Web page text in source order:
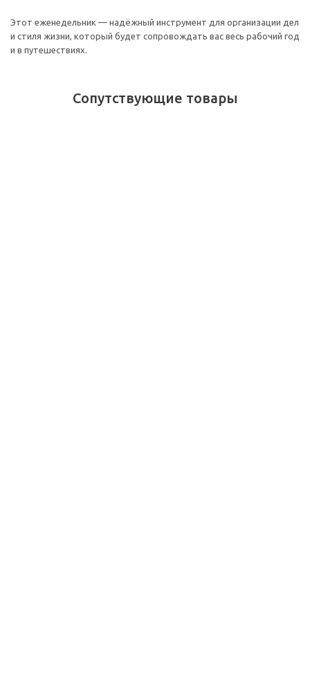
Этот еженедельник — надёжный инструмент для организации дел
и стиля жизни, который будет сопровождать вас весь рабочий год
и в путешествиях.
Сопутствующие товары